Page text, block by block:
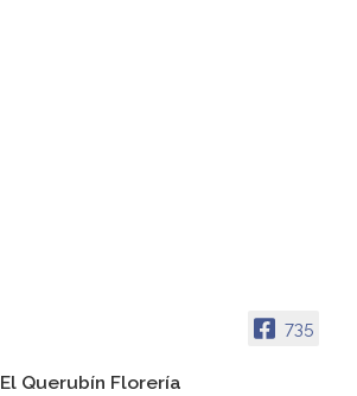
735
El Querubín Florería